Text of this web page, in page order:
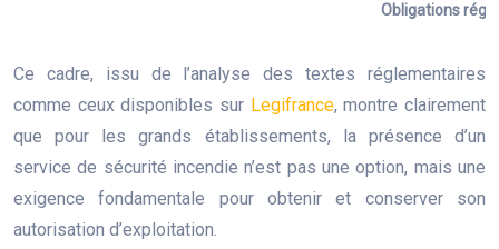
Obligations
Ce cadre, issu de l’analyse des textes réglementaires
comme ceux disponibles sur Legifrance, montre clairement
que pour les grands établissements, la présence d’un
service de sécurité incendie n’est pas une option, mais une
exigence fondamentale pour obtenir et conserver son
autorisation d’exploitation.